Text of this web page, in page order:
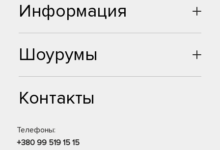
Шоурумы
Контакты
Телефоны:
+380 99 519 15 15
Информация